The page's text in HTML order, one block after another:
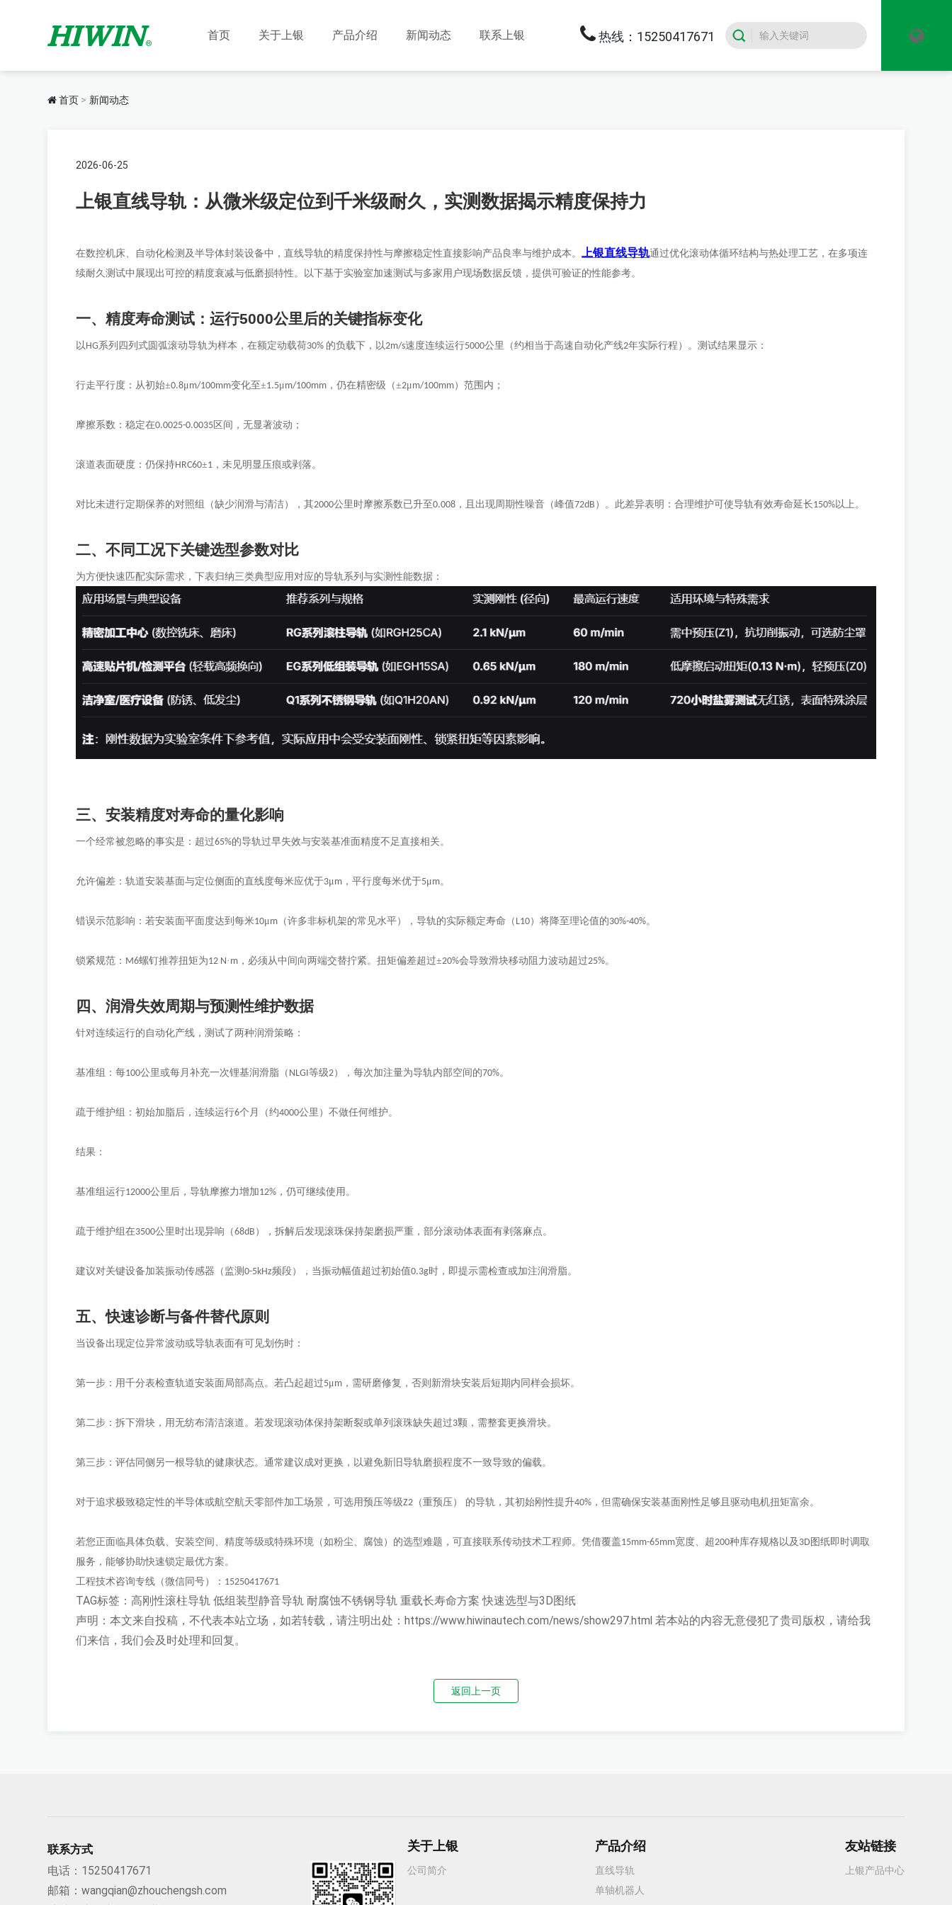
首页 关于上银 产品介绍 新闻动态 联系上银 热线：15250417671
首页 新闻动态
2026-06-25
上银直线导轨：从微米级定位到千米级耐久，实测数据揭示精度保持力
在数控机床、自动化检测及半导体封装设备中，直线导轨的精度保持性与摩擦稳定性直接影响产品良率与维护成本。 上银直线导轨通过优化滚动体循环结构与热处理工艺，在多项连
续耐久测试中展现出可控的精度衰减与低磨损特性。以下基于实验室加速测试与多家用户现场数据反馈，提供可验证的性能参考。
一、精度寿命测试：运行5000公里后的关键指标变化
以HG系列四列式圆弧滚动导轨为样本，在额定动载荷30% 的负载下，以2m/s速度连续运行5000公里（约相当于高速自动化产线2年实际行程）。测试结果显示：
行走平行度：从初始±0.8μm/100mm变化至±1.5μm/100mm ，仍在精密级（±2μm/100mm）范围内；
摩擦系数：稳定在0.0025-0.0035 区间，无显著波动；
滚道表面硬度：仍保持HRC60±1 ，未见明显压痕或剥落。
对比未进行定期保养的对照组（缺少润滑与清洁），其2000公里时摩擦系数已升至0.008 ，且出现周期性噪音（峰值72dB ）。此差异表明：合理维护可使导轨有效寿命延长150%以上。
二、不同工况下关键选型参数对比
为方便快速匹配实际需求，下表归纳三类典型应用对应的导轨系列与实测性能数据：
三、安装精度对寿命的量化影响
一个经常被忽略的事实是：超过65%的导轨过早失效与安装基准面精度不足直接相关。
允许偏差：轨道安装基面与定位侧面的直线度每米应优于3μ m ，平行度每米优于5μ m。
错误示范影响：若安装面平面度达到每米10μ m （许多非标机架的常见水平），导轨的实际额定寿命（ L10）将降至理论值的30%-40%。
锁紧规范： M6螺钉推荐扭矩为12 N· m ，必须从中间向两端交替拧紧。扭矩偏差超过±20%会导致滑块移动阻力波动超过25%。
四、润滑失效周期与预测性维护数据
针对连续运行的自动化产线，测试了两种润滑策略：
基准组：每100公里或每月补充一次锂基润滑脂（ NLGI等级2），每次加注量为导轨内部空间的70%。
疏于维护组：初始加脂后，连续运行6个月（约4000公里）不做任何维护。
结果：
基准组运行12000公里后，导轨摩擦力增加12% ，仍可继续使用。
疏于维护组在3500公里时出现异响（68dB ），拆解后发现滚珠保持架磨损严重，部分滚动体表面有剥落麻点。
建议对关键设备加装振动传感器（监测0-5kHz频段），当振动幅值超过初始值0.3g时，即提示需检查或加注润滑脂。
五、快速诊断与备件替代原则
当设备出现定位异常波动或导轨表面有可见划伤时：
第一步：用千分表检查轨道安装面局部高点。若凸起超过5μ m ，需研磨修复，否则新滑块安装后短期内同样会损坏。
第二步：拆下滑块，用无纺布清洁滚道。若发现滚动体保持架断裂或单列滚珠缺失超过3颗，需整套更换滑块。
第三步：评估同侧另一根导轨的健康状态。通常建议成对更换，以避免新旧导轨磨损程度不一致导致的偏载。
对于追求极致稳定性的半导体或航空航天零部件加工场景，可选用预压等级Z2 （重预压） 的导轨，其初始刚性提升40% ，但需确保安装基面刚性足够且驱动电机扭矩富余。
若您正面临具体负载、安装空间、精度等级或特殊环境（如粉尘、腐蚀）的选型难题，可直接联系传动技术工程师。凭借覆盖15mm-65mm宽度、超200种库存规格以及 3D 图纸即时调取
服务，能够协助快速锁定最优方案。
工程技术咨询专线（微信同号）： 15250417671
TAG标签：高刚性滚柱导轨 低组装型静音导轨 耐腐蚀不锈钢导轨 重载长寿命方案 快速选型与3D图纸
声明：本文来自投稿，不代表本站立场，如若转载，请注明出处：https://www.hiwinautech.com/news/show297.html 若本站的内容无意侵犯了贵司版权，请给我
们来信，我们会及时处理和回复。
返回上一页
联系方式
电话： 15250417671
邮箱：wangqian@zhouchengsh.com
关于上银
公司简介
产品介绍
直线导轨
单轴机器人
友站链接
上银产品中心